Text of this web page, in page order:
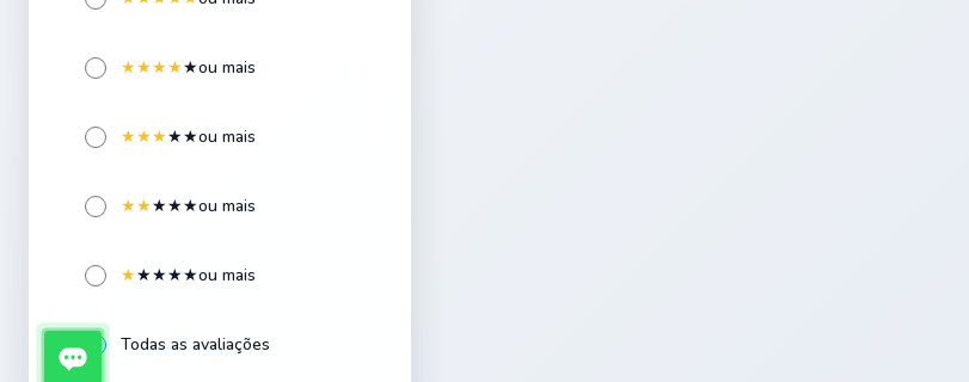
★★★★★ou mais
★★★★★ou mais
★★★★★ou mais
★★★★★ou mais
Todas as avaliações